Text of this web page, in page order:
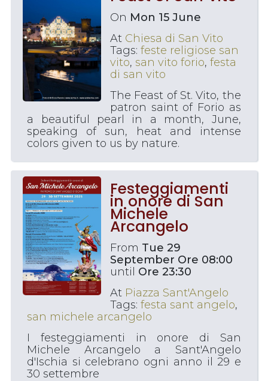
On Mon 15 June
At Chiesa di San Vito
Tags: feste religiose san
vito, san vito forio, festa
di san vito
The Feast of St. Vito, the
patron saint of Forio as
a beautiful pearl in a month, June,
speaking of sun, heat and intense
colors given to us by nature.
Festeggiamenti
in onore di San
Michele
Arcangelo
From Tue 29
September Ore 08:00
until Ore 23:30
At Piazza Sant'Angelo
Tags: festa sant angelo,
san michele arcangelo
I festeggiamenti in onore di San
Michele Arcangelo a Sant'Angelo
d'Ischia si celebrano ogni anno il 29 e
30 settembre